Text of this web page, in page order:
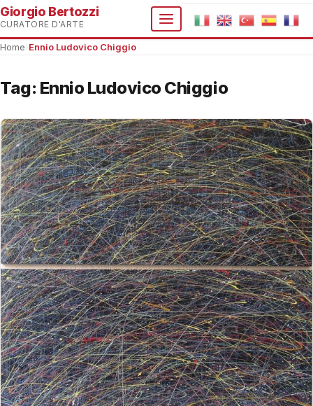
Giorgio Bertozzi
CURATORE D'ARTE
Home Ennio Ludovico Chiggio
Tag: Ennio Ludovico Chiggio